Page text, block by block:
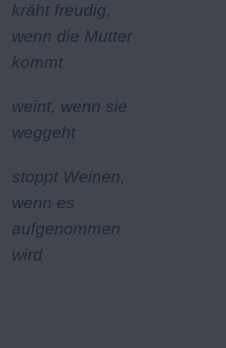
kräht freudig,
wenn die Mutter
kommt
weint, wenn sie
weggeht
stoppt Weinen,
wenn es
aufgenommen
wird